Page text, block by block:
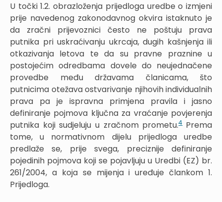
U točki 1.2. obrazloženja prijedloga uredbe o izmjeni
prije navedenog zakonodavnog okvira istaknuto je
da zračni prijevoznici često ne poštuju prava
putnika pri uskraćivanju ukrcaja, dugih kašnjenja ili
otkazivanja letova te da su pravne praznine u
postojećim odredbama dovele do neujednačene
provedbe među državama članicama, što
putnicima otežava ostvarivanje njihovih individualnih
prava pa je ispravna primjena pravila i jasno
definiranje pojmova ključna za vraćanje povjerenja
putnika koji sudjeluju u zračnom prometu.4 Prema
tome, u normativnom dijelu prijedloga uredbe
predlaže se, prije svega, preciznije definiranje
pojedinih pojmova koji se pojavljuju u Uredbi (EZ) br.
261/2004, a koja se mijenja i uređuje člankom 1.
Prijedloga.